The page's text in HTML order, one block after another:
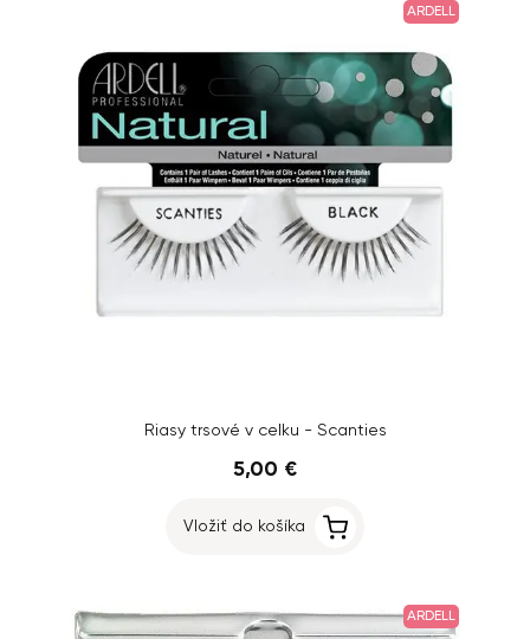
ARDELL
Riasy trsové v celku - Scanties
5,00 €
Vložiť do košíka
ARDELL